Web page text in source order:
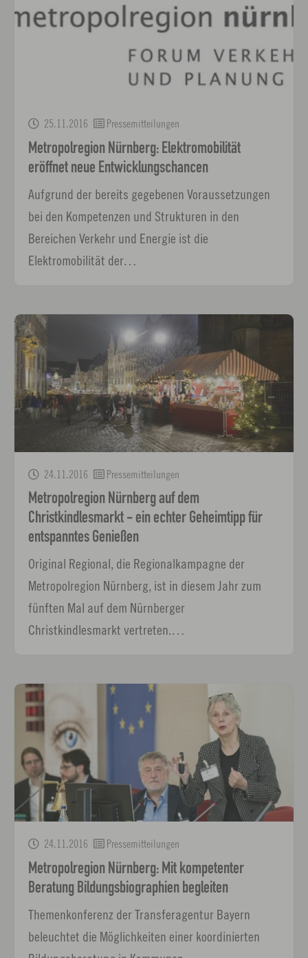
25.11.2016 Pressemitteilungen
Metropolregion Nürnberg: Elektromobilität
eröffnet neue Entwicklungschancen
Aufgrund der bereits gegebenen Voraussetzungen
bei den Kompetenzen und Strukturen in den
Bereichen Verkehr und Energie ist die
Elektromobilität der…
24.11.2016 Pressemitteilungen
Metropolregion Nürnberg auf dem
Christkindlesmarkt - ein echter Geheimtipp für
entspanntes Genießen
Original Regional, die Regionalkampagne der
Metropolregion Nürnberg, ist in diesem Jahr zum
fünften Mal auf dem Nürnberger
Christkindlesmarkt vertreten.…
24.11.2016 Pressemitteilungen
Metropolregion Nürnberg: Mit kompetenter
Beratung Bildungsbiographien begleiten
Themenkonferenz der Transferagentur Bayern
beleuchtet die Möglichkeiten einer koordinierten